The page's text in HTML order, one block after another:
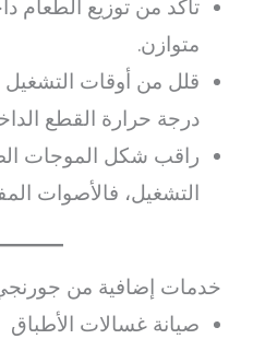
تأكد من توزيع الطعام
متوازن.
قلل من أوقات التشغيل
درجة حرارة القطع
راقب شكل الموجات
التشغيل، فالأصوات
خدمات إضافية من
صيانة غسالات الأطباق